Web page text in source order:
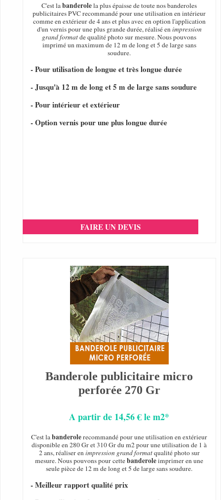
C'est labanderolela plus épaisse de toute nos banderoles
publicitaires PVC recommandé pour une utilisation en intérieur
comme en extérieur de 4 ans et plus avec en option l'application
d'un vernis pour une plus grande durée, réalisé enimpression
grand formatde qualité photo sur mesure. Nous pouvons
imprimé un maximum de 12 m de long et 5 de large sans
soudure.
- Pour utilisation de longue et très longue durée
- Jusqu'à 12 m de long et 5 m de large sans soudure
- Pour intérieur et extérieur
- Option vernis pour une plus longue durée
FAIRE UN DEVIS
Banderole publicitaire micro
perforée 270 Gr
A partir de 14,56 € le m2*
C'est labanderolerecommandé pour une utilisation en extérieur
disponible en 280 Gr et 310 Gr du m2 pour une utilisation de 1 à
2 ans, réaliser enimpression grand formatqualité photo sur
mesure. Nous pouvons pour cettebanderoleimprimer en une
seule pièce de 12 m de long et 5 de large sans soudure.
- Meilleur rapport qualité prix